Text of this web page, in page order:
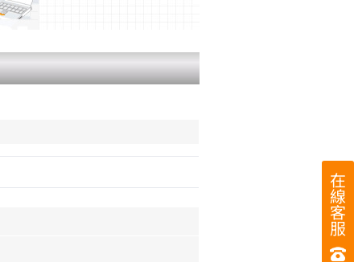
在
線
客
服